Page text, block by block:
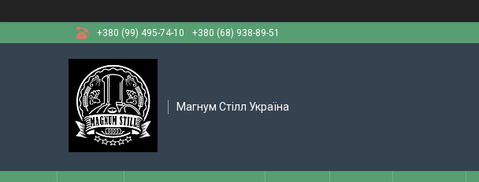
+380 (99) 495-74-10
+380 (68) 938-89-51
Магнум Стілл Україна